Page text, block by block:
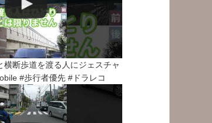
横断歩道を渡る人にジェスチャ
#歩行者優先 #ドラレコ